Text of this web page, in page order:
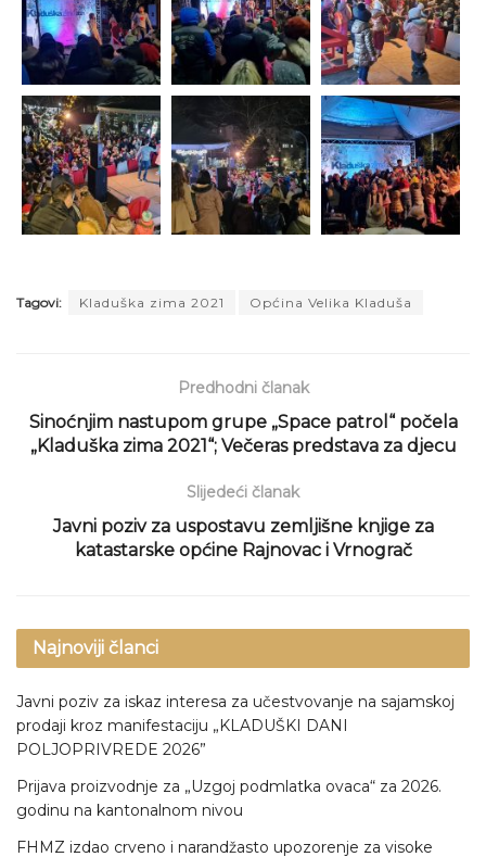
Tagovi: Kladuška zima 2021 Općina Velika Kladuša
Predhodni članak
Sinoćnjim nastupom grupe „Space patrol“ počela
„Kladuška zima 2021“; Večeras predstava za djecu
Slijedeći članak
Javni poziv za uspostavu zemljišne knjige za
katastarske općine Rajnovac i Vrnograč
Najnoviji članci
Javni poziv za iskaz interesa za učestvovanje na sajamskoj
prodaji kroz manifestaciju „KLADUŠKI DANI
POLJOPRIVREDE 2026”
Prijava proizvodnje za „Uzgoj podmlatka ovaca“ za 2026.
godinu na kantonalnom nivou
FHMZ izdao crveno i narandžasto upozorenje za visoke